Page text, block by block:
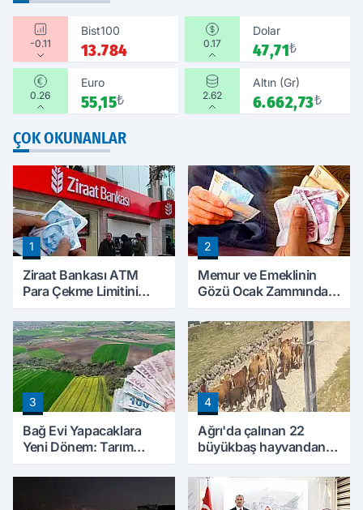
-0.11
Bist100
13.784 0.17
Dolar
47,71₺
0.26
Euro
55,15₺ 2.62
Altın (Gr)
6.662,73₺
ÇOK OKUNANLAR
1
Ziraat Bankası ATM
Para Çekme Limitini
Limit 30 Bin TL Oldu
2
Memur ve Emeklinin
Gözü Ocak Zammında:
Olmaya Başladı
3
Bağ Evi Yapacaklara
Yeni Dönem: Tarım
Şartları Değişti
4
Ağrı'da çalınan 22
büyükbaş hayvandan
bulundu